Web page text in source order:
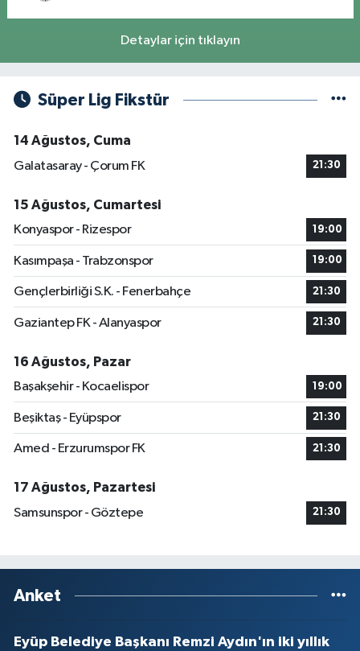
Detaylar için tıklayın
Süper Lig Fikstür
14 Ağustos, Cuma
Galatasaray - Çorum FK
21:30
15 Ağustos, Cumartesi
Konyaspor - Rizespor
19:00
Kasımpaşa - Trabzonspor 19:00
Gençlerbirliği S.K. - Fenerbahçe 21:30
Gaziantep FK - Alanyaspor 21:30
16 Ağustos, Pazar
Başakşehir - Kocaelispor
19:00
Beşiktaş - Eyüpspor 21:30
Amed - Erzurumspor FK 21:30
17 Ağustos, Pazartesi
Samsunspor - Göztepe
21:30
Anket
Eyüp Belediye Başkanı Remzi Aydın'ın iki yıllık